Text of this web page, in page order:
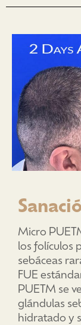
Micro
los folículos
sebáceas
FUE
PUETM se
glándulas
hidratado y